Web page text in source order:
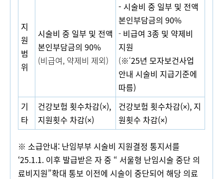
지
원
범
위
시술비 중 일부 및 전액
본인부담금의 90%
(비급여, 약제비 제외)
- 시술비 중 일부 및 전액
본인부담금의 90%
- 비급여 3종 및 약제비
지원
(※‘25년 모자보건사업
안내 시술비 지급기준에
따름)
기
타
건강보험 횟수차감(×),
지원횟수 차감(×)
건강보험 횟수차감(×), 지
원횟수 차감(×)
※ 소급안내: 난임부부 시술비 지원결정 통지서를
‘25.1.1. 이후 발급받은 자 중 “ 서울형 난임시술 중단 의
료비지원”확대 통보 이전에 시술이 중단되어 해당 의료